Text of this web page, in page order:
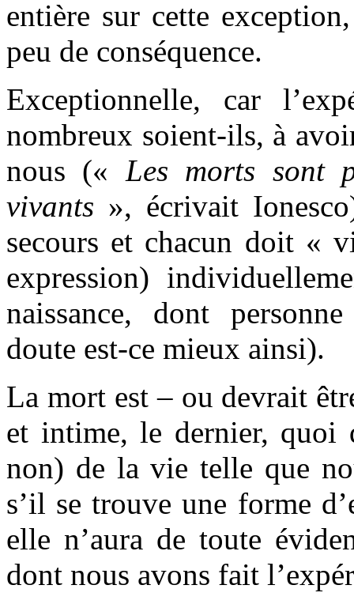
entière sur cette
peu de conséquence.
Exceptionnelle, car
nombreux soient-ils, à
nous (« Les morts sont
vivants », écrivait
secours et chacun doit «
expression)
naissance, dont
doute est-ce mieux ainsi).
La mort est – ou devrait
et intime, le dernier, quoi
non) de la vie telle que
s’il se trouve une forme
elle n’aura de toute
dont nous avons fait